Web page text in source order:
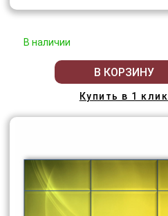
В наличии
В КОРЗИНУ
Купить в 1 клик